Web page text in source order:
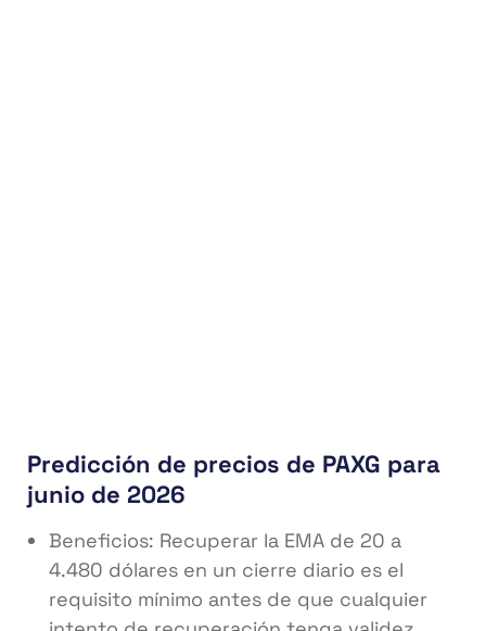
Predicción de precios de PAXG para
junio de 2026
Beneficios: Recuperar la EMA de 20 a
4.480 dólares en un cierre diario es el
requisito mínimo antes de que cualquier